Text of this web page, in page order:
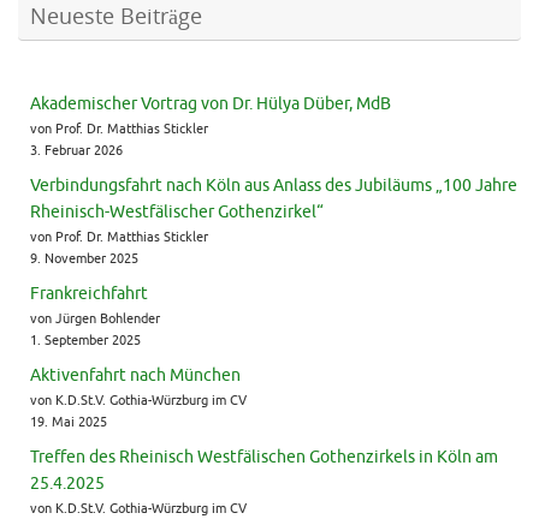
Neueste Beiträge
Akademischer Vortrag von Dr. Hülya Düber, MdB
von Prof. Dr. Matthias Stickler
3. Februar 2026
Verbindungsfahrt nach Köln aus Anlass des Jubiläums „100 Jahre
Rheinisch-Westfälischer Gothenzirkel“
von Prof. Dr. Matthias Stickler
9. November 2025
Frankreichfahrt
von Jürgen Bohlender
1. September 2025
Aktivenfahrt nach München
von K.D.St.V. Gothia-Würzburg im CV
19. Mai 2025
Treffen des Rheinisch Westfälischen Gothenzirkels in Köln am
25.4.2025
von K.D.St.V. Gothia-Würzburg im CV